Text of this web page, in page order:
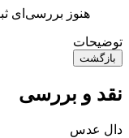
هنوز بررسی‌ای
توضیحات
بازگشت
نقد و بررسی
دال عدس